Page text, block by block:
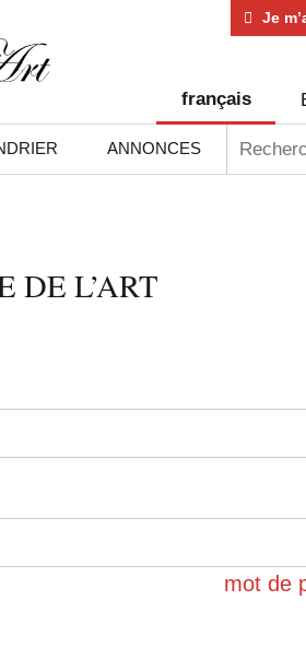
Je
ANNONCES
français
DE L’ART
mot de